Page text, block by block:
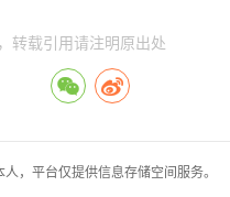
，转载引用请注明原出处
，平台仅提供信息存储空间服务。